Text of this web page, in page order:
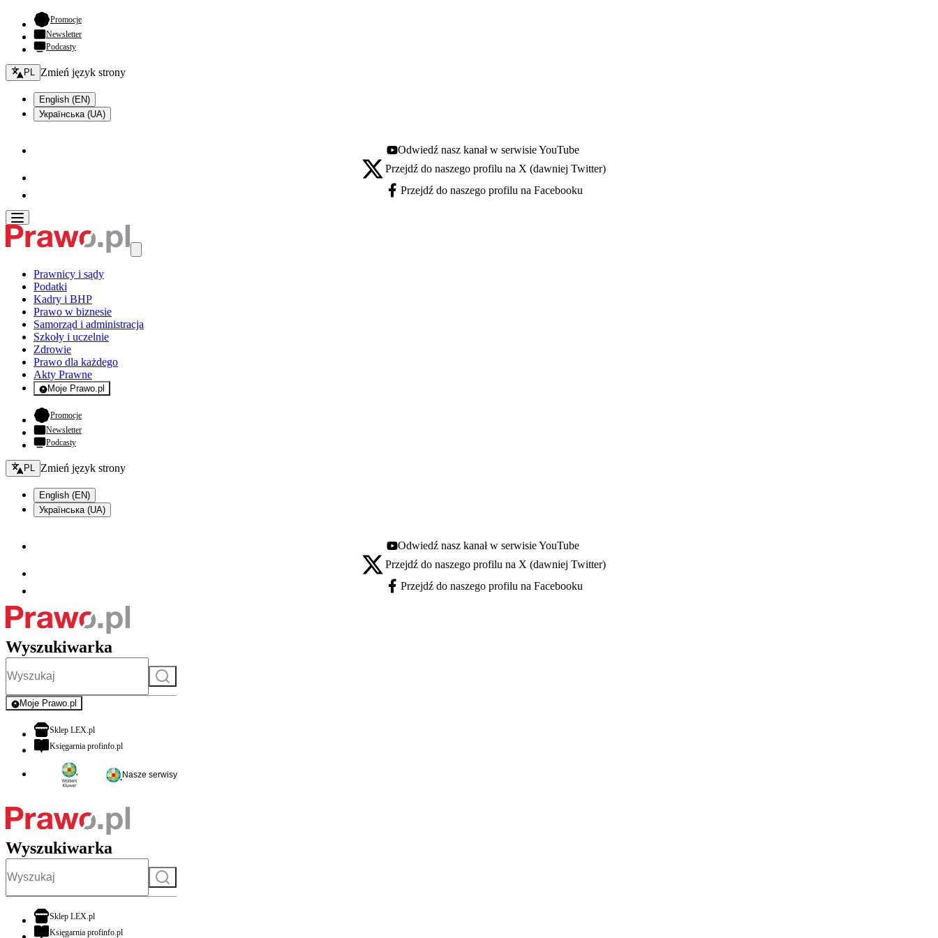
Promocje- otwiera się w nowej karcie
Newsletter
Podcasty
Zmień język - bieżący:
PL Zmień język strony
English (EN)
Українська (UA)
Youtube - otwiera się w nowej karcie
Odwiedź nasz kanał w serwisie YouTube
X - otwiera się w nowej karcie
Przejdź do naszego profilu na X (dawniej Twitter)
Facebook - otwiera się w nowej karcie
Przejdź do naszego profilu na Facebooku
Prawnicy i sądy
Podatki
Kadry i BHP
Prawo w biznesie
Samorząd i administracja
Szkoły i uczelnie
Zdrowie
Prawo dla każdego
Akty Prawne
Moje Prawo.pl
- rejestracja i logowanie do serwisu
Promocje- otwiera się w nowej karcie
Newsletter
Podcasty
Zmień język - bieżący:
PL Zmień język strony
English (EN)
Українська (UA)
Youtube - otwiera się w nowej karcie
Odwiedź nasz kanał w serwisie YouTube
X - otwiera się w nowej karcie
Przejdź do naszego profilu na X (dawniej Twitter)
Facebook - otwiera się w nowej karcie
Przejdź do naszego profilu na Facebooku
Wyszukiwarka
Szukaj
Moje Prawo.pl
- rejestracja i logowanie do serwisu
Sklep LEX.plotwiera się w nowej karcie
Księgarnia profinfo.plotwiera się w nowej karcie
Nasze serwisy
Wyszukiwarka
Szukaj
Sklep LEX.plotwiera się w nowej karcie
Księgarnia profinfo.plotwiera się w nowej karcie